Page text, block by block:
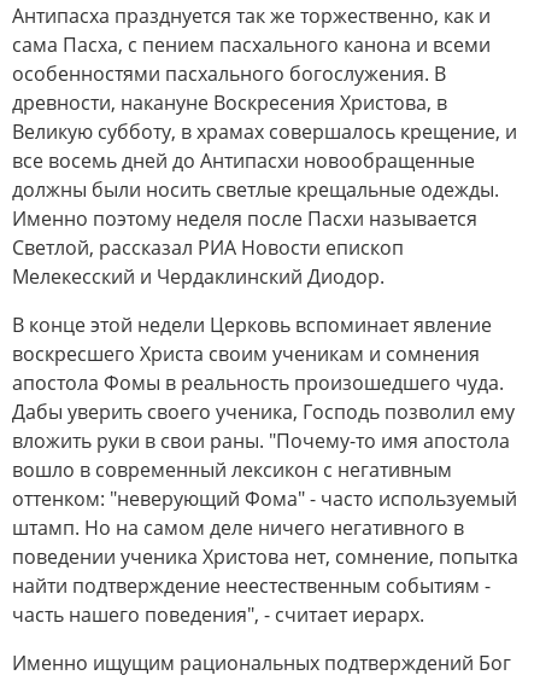
Антипасха празднуется так же торжественно, как и
сама Пасха, с пением пасхального канона и всеми
особенностями пасхального богослужения. В
древности, накануне Воскресения Христова, в
Великую субботу, в храмах совершалось крещение, и
все восемь дней до Антипасхи новообращенные
должны были носить светлые крещальные одежды.
Именно поэтому неделя после Пасхи называется
Светлой, рассказал РИА Новости епископ
Мелекесский и Чердаклинский Диодор.
В конце этой недели Церковь вспоминает явление
воскресшего Христа своим ученикам и сомнения
апостола Фомы в реальность произошедшего чуда.
Дабы уверить своего ученика, Господь позволил ему
вложить руки в свои раны. "Почему-то имя апостола
вошло в современный лексикон с негативным
оттенком: "неверующий Фома" - часто используемый
штамп. Но на самом деле ничего негативного в
поведении ученика Христова нет, сомнение, попытка
найти подтверждение неестественным событиям -
часть нашего поведения", - считает иерарх.
Именно ищущим рациональных подтверждений Бог